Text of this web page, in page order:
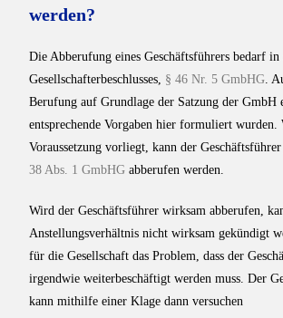
werden?
Die Abberufung eines Geschäftsführers bedarf in
Gesellschafterbeschlusses, § 46 Nr. 5 GmbHG.
Berufung auf Grundlage der Satzung der GmbH
entsprechende Vorgaben hier formuliert wurden.
Voraussetzung vorliegt, kann der
38 Abs. 1 GmbHG abberufen werden.
Wird der Geschäftsführer wirksam abberufen,
Anstellungsverhältnis nicht wirksam gekündigt
für die Gesellschaft das Problem, dass der
irgendwie weiterbeschäftigt werden muss. Der
kann mithilfe einer Klage dann versuchen